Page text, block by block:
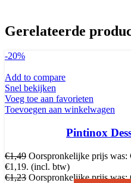
Gerelateerde
-20%
Add to compare
Snel bekijken
Voeg toe aan favorieten
Toevoegen aan winkelwagen
Pintinox
€1,49 Oorspronkelijke prijs was:
€1,19. (incl. btw)
€1,23 Oorspronkelijke prijs was: